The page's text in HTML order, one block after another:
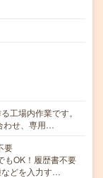
工場内作業です。
わせ、専用…
要
もOK！履歴書不要
どを入力す…